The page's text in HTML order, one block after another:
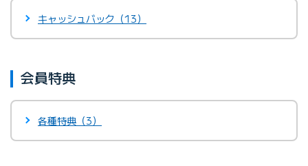
キャッシュバック（13）
会員特典
各種特典（3）